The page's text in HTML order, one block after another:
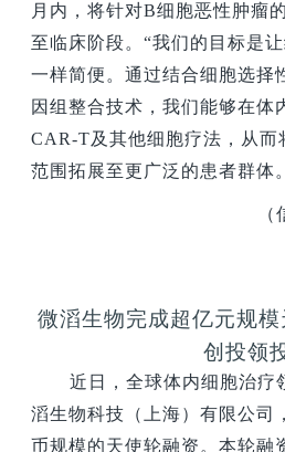
月内，将针对B细胞恶性肿瘤
至临床阶段。“我们的目标是
一样简便。通过结合细胞选择
因组整合技术，我们能够在体
CAR-T及其他细胞疗法，从而
范围拓展至更广泛的患者群体
微滔生物完成超亿元规
创投领
近日，全球体内细胞治疗
滔生物科技（上海）有限公司
币规模的天使轮融资。本轮融